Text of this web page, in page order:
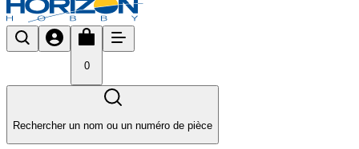
0
Rechercher un nom ou un numéro de pièce